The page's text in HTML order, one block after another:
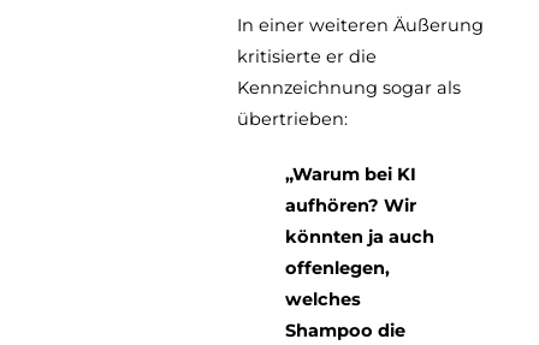
In einer weiteren Äußerung
kritisierte er die
Kennzeichnung sogar als
übertrieben:
„Warum bei KI
aufhören? Wir
könnten ja auch
offenlegen,
welches
Shampoo die